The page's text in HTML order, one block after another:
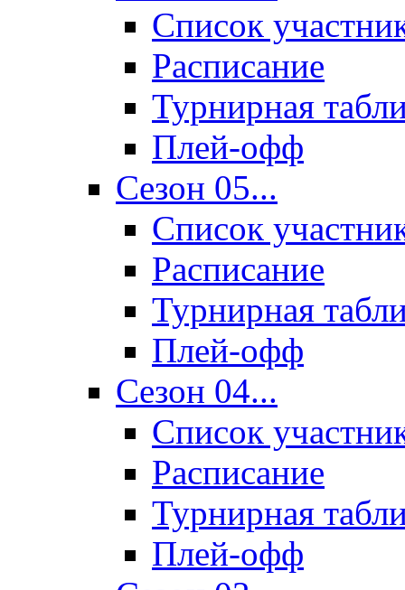
Список
Расписание
Турнирная
Плей-офф
Сезон 05...
Список
Расписание
Турнирная
Плей-офф
Сезон 04...
Список
Расписание
Турнирная
Плей-офф